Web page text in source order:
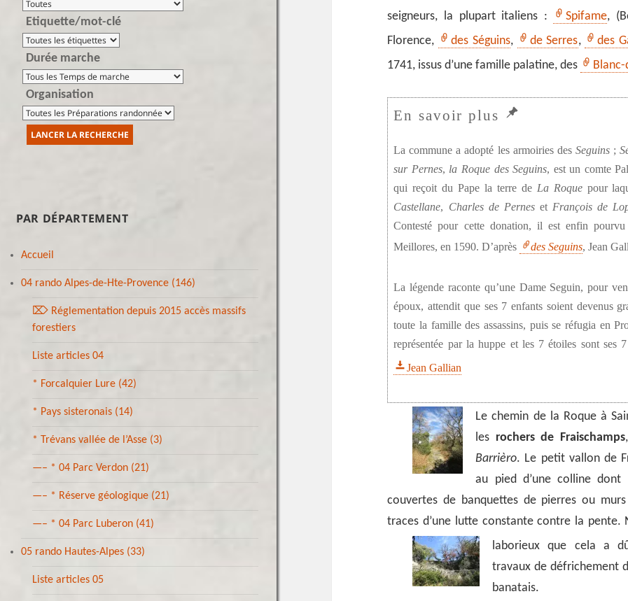
Etiquette/mot-clé
Durée marche
Organisation
PAR DÉPARTEMENT
Accueil
04 rando Alpes-de-Hte-Provence (146)
⌦ Réglementation depuis 2015 accès massifs
forestiers
Liste articles 04
* Forcalquier Lure (42)
* Pays sisteronais (14)
* Trévans vallée de l’Asse (3)
—– * 04 Parc Verdon (21)
—– * Réserve géologique (21)
—– * 04 Parc Luberon (41)
05 rando Hautes-Alpes (33)
Liste articles 05
seigneurs, la plupart italiens :
Spifame,
Florence,
des Séguins, de Serres, des
1741, issus d’une famille palatine, des
La commune a adopté les armoiries des Seguins;
sur Pernes, la Roque des Seguins, est un comte
qui reçoit du Pape la terre de La Roquepour
Castellane, Charles de PernesetFrançois de
Contesté pour cette donation, il est enfin
Meillores, en 1590. D’après
des Seguins, Jean
La légende raconte qu’une Dame Seguin, pour
époux, attendit que ses 7 enfants soient devenus
toute la famille des assassins, puis se réfugia en
représentée par la huppe et les 7 étoiles sont ses
Jean Gallian
Le chemin de la Roque à
les rochers de Fraischamps
Barrièro. Le petit vallon de
au pied d’une colline dont
couvertes de banquettes de pierres ou
traces d’une lutte constante contre la pente.
laborieux que cela a
travaux de défrichement
banatais.